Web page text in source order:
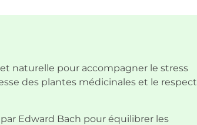
naturelle pour accompagner le stress
des plantes médicinales et le respect
Edward Bach pour équilibrer les